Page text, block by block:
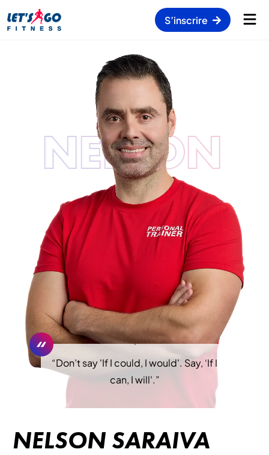
S’inscrire
NELSON
“Don’t say 'If I could, I would'. Say, ‘If I
can, I will'.”
NELSON SARAIVA